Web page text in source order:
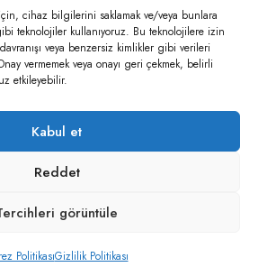
cihaz bilgilerini saklamak ve/veya bunlara
teknolojiler kullanıyoruz. Bu teknolojilere izin
veya benzersiz kimlikler gibi verileri
vermemek veya onayı geri çekmek, belirli
etkileyebilir.
Kabul et
Reddet
görüntüle
PolitikasıGizlilik Politikası
Beğenmek
Tükenmiş Yaratıcılık